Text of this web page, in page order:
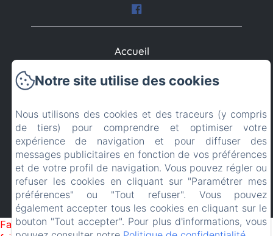
Accueil
Nos Hébergements
Galerie
Contact
Mentions légales
Créé par Amenitiz
Failed to load BookingEngine/index: Loading chunk 1322
Notre site utilise des cookies
Nous utilisons des cookies et des traceurs (y compris
de tiers) pour comprendre et optimiser votre
expérience de navigation et pour diffuser des
messages publicitaires en fonction de vos préférences
et de votre profil de navigation. Vous pouvez régler ou
refuser les cookies en cliquant sur "Paramétrer mes
préférences" ou "Tout refuser". Vous pouvez
également accepter tous les cookies en cliquant sur le
bouton "Tout accepter". Pour plus d'informations, vous